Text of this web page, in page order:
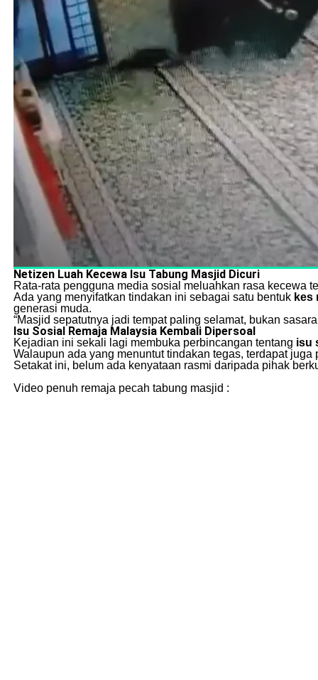
Netizen Luah Kecewa Isu Tabung Masjid Dicuri
Rata-rata pengguna media sosial meluahkan rasa kecewa
Ada yang menyifatkan tindakan ini sebagai satu bentuk kes
generasi muda.
“Masjid sepatutnya jadi tempat paling selamat, bukan
Isu Sosial Remaja Malaysia Kembali Dipersoal
Kejadian ini sekali lagi membuka perbincangan tentang isu
Walaupun ada yang menuntut tindakan tegas, terdapat
Setakat ini, belum ada kenyataan rasmi daripada pihak
Video penuh remaja pecah tabung masjid :